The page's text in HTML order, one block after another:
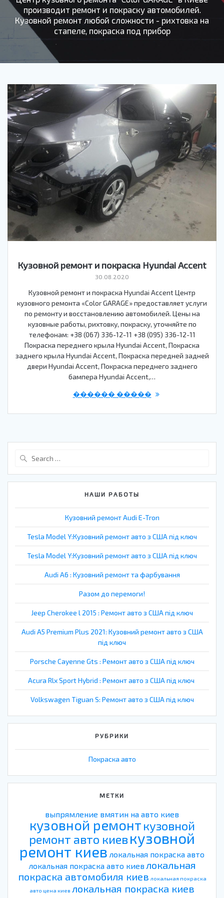
производит ремонт и покраску автомобилей.
Кузовной ремонт любой сложности - рихтовка на
стапеле, покраска под прибор
Кузовной ремонт и покраска Hyundai Accent
30.08.2020
Кузовной ремонт и покраска Hyundai Accent Центр
кузовного ремонта «Color GARAGE» предоставляет услуги
по ремонту и восстановлению автомобилей. Цены на
кузовные работы, рихтовку, покраску, уточняйте по
телефонам: +38 (067) 336-12-11 +38 (095) 336-12-11
Покраска переднего крыла Hyundai Accent, Покраска
заднего крыла Hyundai Accent, Покраска передней задней
двери Hyundai Accent, Покраска переднего заднего
бампера Hyundai Accent,…
������ �����
НАШИ РАБОТЫ
Кузовний ремонт Audi E-Tron
Tesla Model Y:Кузовний ремонт авто з США під ключ
Tesla Model Y:Кузовний ремонт авто з США під ключ
Audi A6 : Кузовний ремонт та фарбування
Разом до перемоги!
Jeep Cherokee l 2015 : Ремонт авто з США під ключ
Audi A5 Premium Plus 2021: Кузовний ремонт авто з США
під ключ
Porsche Cayenne Gts : Ремонт авто з США під ключ
Acura Rlx Sport Hybrid : Ремонт авто з США під ключ
Volkswagen Tiguan S: Ремонт авто з США під ключ
РУБРИКИ
Покраска авто
МЕТКИ
выпрямление вмятин на авто киев
кузовной ремонт кузовной
ремонт авто киев кузовной
ремонт киев локальная покраска авто
локальная покраска авто киев локальная
покраска автомобиля киев локальная покраска
авто цена киев локальная покраска киев